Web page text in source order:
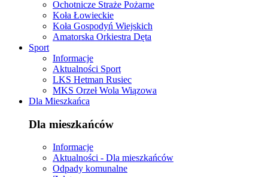
Ochotnicze Straże Pożarne
Koła Łowieckie
Koła Gospodyń Wiejskich
Amatorska Orkiestra Dęta
Sport
Informacje
Aktualności Sport
LKS Hetman Rusiec
MKS Orzeł Wola Wiązowa
Dla Mieszkańca
Dla mieszkańców
Informacje
Aktualności - Dla mieszkańców
Odpady komunalne